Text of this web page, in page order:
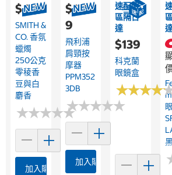
$499
SMITH &
CO. 香氛
蠟燭
250公克
零稜香
豆與白
麝香
★★★★★
★★★★★
加入購物車
$3,35
9
飛利浦
肩頸按
摩器
PPM352
3DB
★★★★★
★★★★★
加入購物車
速配限
區隔日
達
$139
科克蘭
眼鏡盒
★★★★
★★★★